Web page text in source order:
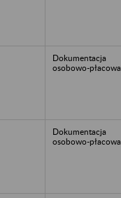
Dokumentacja
osobowo-płacowa
Dokumentacja
osobowo-płacowa